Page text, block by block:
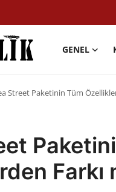
GENEL
Street Paketinin Tüm
Farkı